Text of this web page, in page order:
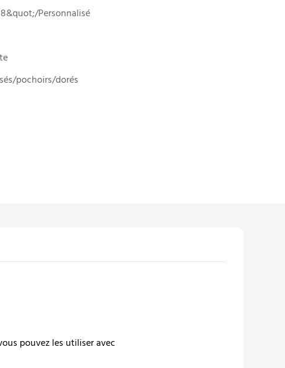
Personnalisé
pochoirs/dorés
pouvez les utiliser avec